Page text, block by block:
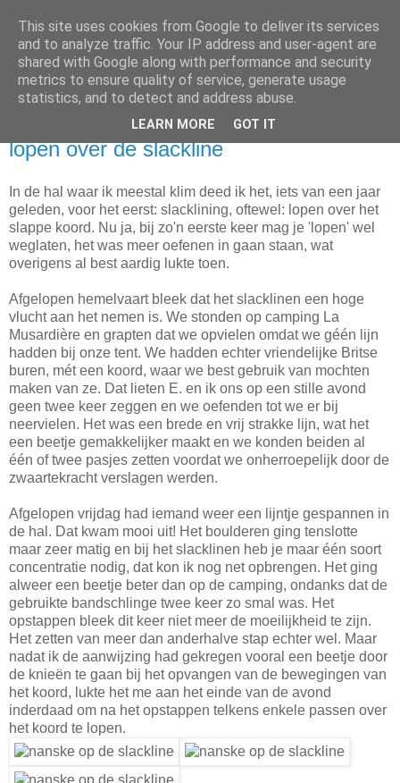
Nanske's Klimlog
...en andere bergsporten...
zondag 29 juni 2008
lopen over de slackline
In de hal waar ik meestal klim deed ik het, iets van een jaar
geleden, voor het eerst: slacklining, oftewel: lopen over het
slappe koord. Nu ja, bij zo'n eerste keer mag je 'lopen' wel
weglaten, het was meer oefenen in gaan staan, wat
overigens al best aardig lukte toen.
Afgelopen hemelvaart bleek dat het slacklinen een hoge
vlucht aan het nemen is. We stonden op camping La
Musardière en grapten dat we opvielen omdat we géén lijn
hadden bij onze tent. We hadden echter vriendelijke Britse
buren, mét een koord, waar we best gebruik van mochten
maken van ze. Dat lieten E. en ik ons op een stille avond
geen twee keer zeggen en we oefenden tot we er bij
neervielen. Het was een brede en vrij strakke lijn, wat het
een beetje gemakkelijker maakt en we konden beiden al
één of twee pasjes zetten voordat we onherroepelijk door de
zwaartekracht verslagen werden.
Afgelopen vrijdag had iemand weer een lijntje gespannen in
de hal. Dat kwam mooi uit! Het boulderen ging tenslotte
maar zeer matig en bij het slacklinen heb je maar één soort
concentratie nodig, dat kon ik nog net opbrengen. Het ging
alweer een beetje beter dan op de camping, ondanks dat de
gebruikte bandschlinge twee keer zo smal was. Het
opstappen bleek dit keer niet meer de moeilijkheid te zijn.
Het zetten van meer dan anderhalve stap echter wel. Maar
nadat ik de aanwijzing had gekregen vooral een beetje door
de knieën te gaan bij het opvangen van de bewegingen van
het koord, lukte het me aan het einde van de avond
inderdaad om na het opstappen telkens enkele passen over
het koord te lopen.
This site uses cookies from Google to deliver its services
and to analyze traffic. Your IP address and user-agent are
shared with Google along with performance and security
metrics to ensure quality of service, generate usage
statistics, and to detect and address abuse.
LEARN MORE GOT IT